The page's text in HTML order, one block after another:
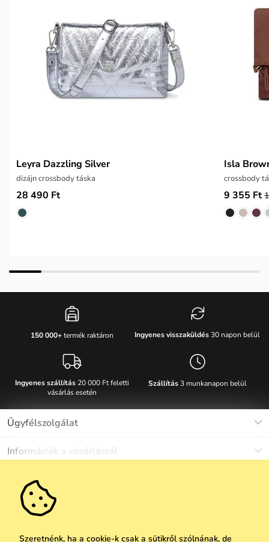
Leyra Dazzling Silver
dizájn crossbody táska
28 490 Ft
Isla
crossbody
9 355 Ft
150 000+termék raktáron Ingyenes visszaküldés30 napon belül
Ingyenes szállítás20 000 Ft feletti
vásárlás esetén
Szállítás3 munkanapon belül
Ügyfélszolgálat
+36 1 808 9989
Információk a vásárlásról
Gyakori kérdések
Anyagok és karbantartás
Egyéb információk
Rólunk
Karrier
Ajándék utalványok
Ne maradj le semmiről!
Szeretnénk, ha a cookie-k csak a sütikről szólnának, de